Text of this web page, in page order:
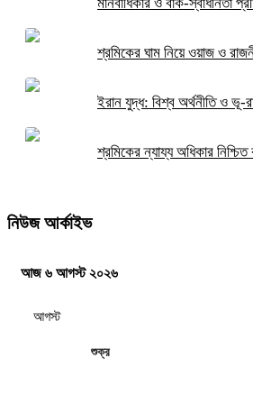
শ্রমিকের ঘাম নিয়ে ওয়াজ ও
ইরান যুদ্ধ: বিশ্ব অর্থনীতি ও ভূ-
শ্রমিকের ন্যায্য অধিকার
নিউজ আর্কাইভ
আজ ৬ আগস্ট ২০২৬
শুক্র